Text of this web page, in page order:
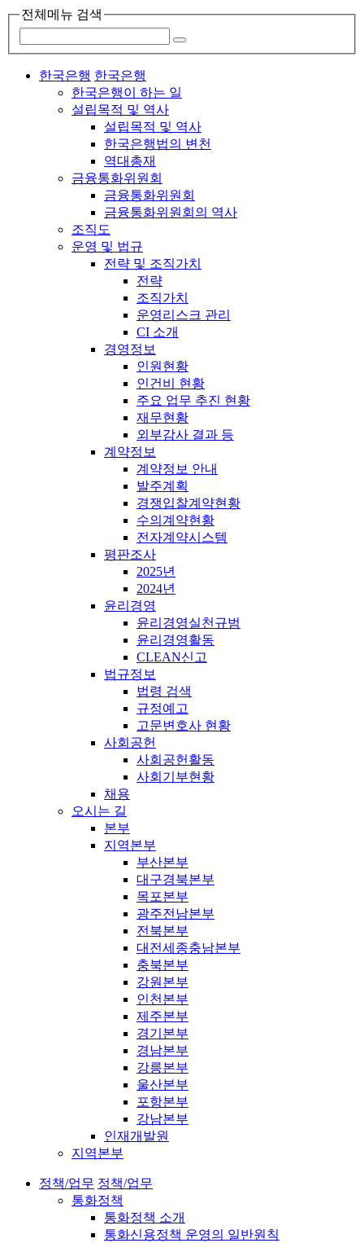
전체메뉴 검색
한국은행 한국은행
한국은행이 하는 일
설립목적 및 역사
설립목적 및 역사
한국은행법의 변천
역대총재
금융통화위원회
금융통화위원회
금융통화위원회의 역사
조직도
운영 및 법규
전략 및 조직가치
전략
조직가치
운영리스크 관리
CI 소개
경영정보
인원현황
인건비 현황
주요 업무 추진 현황
재무현황
외부감사 결과 등
계약정보
계약정보 안내
발주계획
경쟁입찰계약현황
수의계약현황
전자계약시스템
평판조사
2025년
2024년
윤리경영
윤리경영실천규범
윤리경영활동
CLEAN신고
법규정보
법령 검색
규정예고
고문변호사 현황
사회공헌
사회공헌활동
사회기부현황
채용
오시는 길
본부
지역본부
부산본부
대구경북본부
목포본부
광주전남본부
전북본부
대전세종충남본부
충북본부
강원본부
인천본부
제주본부
경기본부
경남본부
강릉본부
울산본부
포항본부
강남본부
인재개발원
지역본부
정책/업무 정책/업무
통화정책
통화정책 소개
통화신용정책 운영의 일반원칙